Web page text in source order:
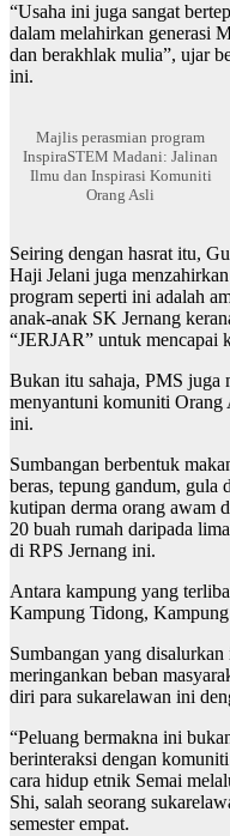
“Usaha ini juga sangat
dalam melahirkan generasi
dan berakhlak mulia”, ujar
ini.
Majlis perasmian program
InspiraSTEM Madani: Jalinan
Ilmu dan Inspirasi Komuniti
Orang Asli
Seiring dengan hasrat itu,
Haji Jelani juga
program seperti ini adalah
anak-anak SK Jernang
“JERJAR” untuk mencapai
Bukan itu sahaja, PMS juga
menyantuni komuniti Orang
ini.
Sumbangan berbentuk
beras, tepung gandum, gula
kutipan derma orang awam
20 buah rumah daripada
di RPS Jernang ini.
Antara kampung yang
Kampung Tidong,
Sumbangan yang
meringankan beban
diri para sukarelawan ini
“Peluang bermakna ini
berinteraksi dengan
cara hidup etnik Semai
Shi, salah seorang
semester empat.